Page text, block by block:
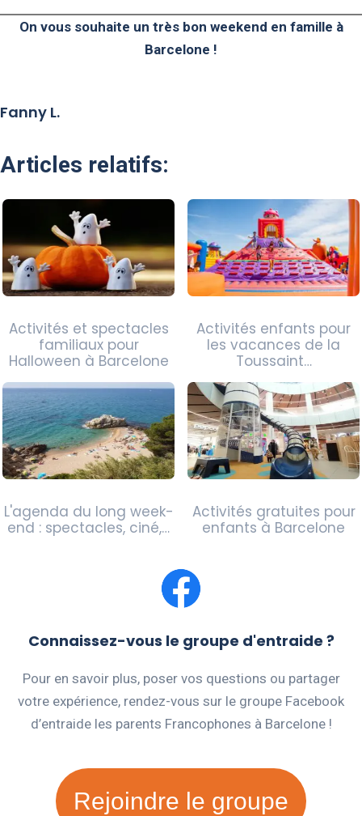
On vous souhaite un très bon weekend en famille à
Barcelone !
Fanny L.
Articles relatifs:
Activités et spectacles
familiaux pour
Halloween à Barcelone
Activités enfants pour
les vacances de la
Toussaint…
L'agenda du long week-
end : spectacles, ciné,…
Activités gratuites pour
enfants à Barcelone
Connaissez-vous le groupe d'entraide ?
Pour en savoir plus, poser vos questions ou partager
votre expérience, rendez-vous sur le groupe Facebook
d’entraide les parents Francophones à Barcelone !
Rejoindre le groupe